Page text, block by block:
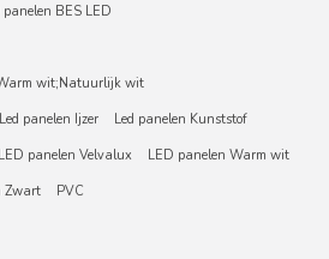
panelen BES LED
wit;Natuurlijk wit
Led panelen Ijzer
Led panelen Kunststof
LED panelen Velvalux
LED panelen Warm wit
Zwart PVC